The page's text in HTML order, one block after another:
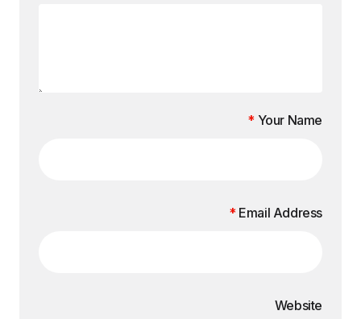
Your Name
*
Email Address
*
Website